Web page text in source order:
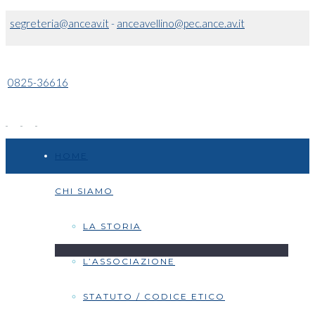
segreteria@anceav.it- anceavellino@pec.ance.av.it
0825-36616
CHI SIAMO
LA STORIA
L’ASSOCIAZIONE
STATUTO / CODICE ETICO